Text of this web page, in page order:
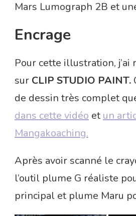
Mars Lumograph 2B et
Encrage
Pour cette illustration, j’ai
sur CLIP STUDIO PAINT.
de dessin très complet
dans cette vidéo et un
Mangakoaching.
Après avoir scanné le
l’outil plume G réaliste
principal et plume Maru